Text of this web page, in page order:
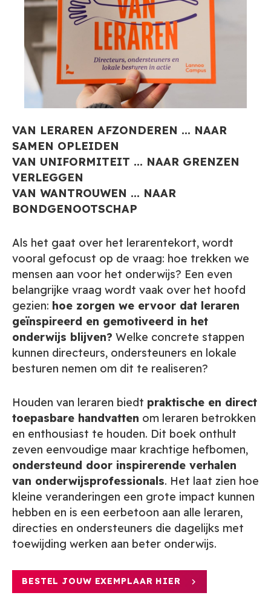
VAN LERAREN AFZONDEREN ... NAAR
SAMEN OPLEIDEN
VAN UNIFORMITEIT ... NAAR GRENZEN
VERLEGGEN
VAN WANTROUWEN ... NAAR
BONDGENOOTSCHAP
Als het gaat over het lerarentekort, wordt
vooral gefocust op de vraag: hoe trekken we
mensen aan voor het onderwijs? Een even
belangrijke vraag wordt vaak over het hoofd
gezien: hoe zorgen we ervoor dat leraren
geïnspireerd en gemotiveerd in het
onderwijs blijven? Welke concrete stappen
kunnen directeurs, ondersteuners en lokale
besturen nemen om dit te realiseren?
Houden van leraren biedt praktische en direct
toepasbare handvatten om leraren betrokken
en enthousiast te houden. Dit boek onthult
zeven eenvoudige maar krachtige hefbomen,
ondersteund door inspirerende verhalen
van onderwijsprofessionals. Het laat zien hoe
kleine veranderingen een grote impact kunnen
hebben en is een eerbetoon aan alle leraren,
directies en ondersteuners die dagelijks met
toewijding werken aan beter onderwijs.
BESTEL JOUW EXEMPLAAR HIER